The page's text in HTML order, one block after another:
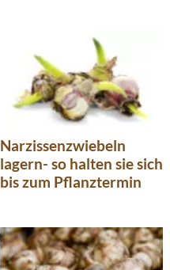
Narzissenzwiebeln
lagern- so halten sie sich
bis zum Pflanztermin